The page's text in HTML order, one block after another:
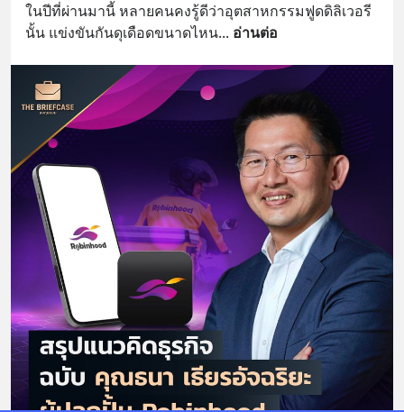
ในปีที่ผ่านมานี้ หลายคนคงรู้ดีว่าอุตสาหกรรมฟูดดิลิเวอรี
นั้น แข่งขันกันดุเดือดขนาดไหน... อ่านต่อ